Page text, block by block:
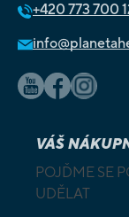
+420 773 700
VÁŠ
POJĎME SE
UDĚLAT